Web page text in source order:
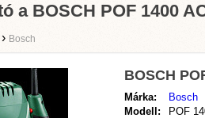
a BOSCH POF 1400
› Bosch
BOSCH
Márka:
Bosch
Modell:
POF